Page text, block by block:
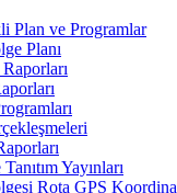
Plan ve Programlar
Planı
Yayınları
Rota GPS